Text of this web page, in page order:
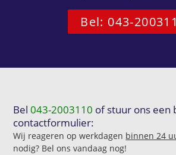
Bel: 043-
Bel043-2003110 of stuur ons een
contactformulier:
Wij reageren op werkdagen binnen 24
nodig? Bel ons vandaag nog!